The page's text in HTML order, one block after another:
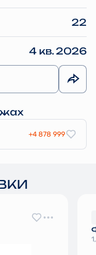
22
4 кв. 2026
+4 878 999